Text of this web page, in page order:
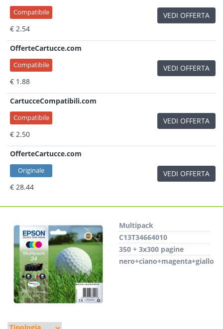
Compatibile
€ 2.54
VEDI OFFERTA
OfferteCartucce.com
Compatibile
€ 1.88
VEDI OFFERTA
CartucceCompatibili.com
Compatibile
€ 2.50
VEDI OFFERTA
OfferteCartucce.com
Originale
€ 28.44
VEDI OFFERTA
Multipack
C13T34664010
350 + 3x300 pagine
nero+ciano+magenta+giallo